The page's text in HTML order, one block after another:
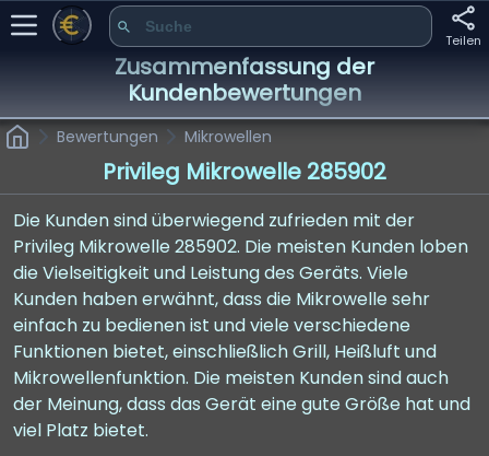
Teilen
Zusammenfassung der
Kundenbewertungen
Bewertungen Mikrowellen
Privileg Mikrowelle 285902
Die Kunden sind überwiegend zufrieden mit der
Privileg Mikrowelle 285902. Die meisten Kunden loben
die Vielseitigkeit und Leistung des Geräts. Viele
Kunden haben erwähnt, dass die Mikrowelle sehr
einfach zu bedienen ist und viele verschiedene
Funktionen bietet, einschließlich Grill, Heißluft und
Mikrowellenfunktion. Die meisten Kunden sind auch
der Meinung, dass das Gerät eine gute Größe hat und
viel Platz bietet.